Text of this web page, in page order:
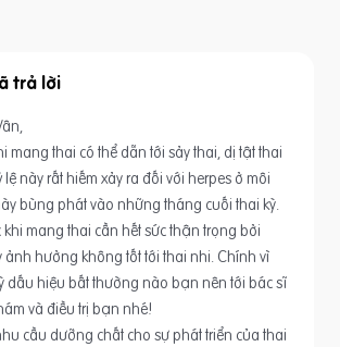
mang thai có thể dẫn tới sảy thai, dị tật thai
lệ này rất hiếm xảy ra đối với herpes ở môi
bùng phát vào những tháng cuối thai kỳ.
mang thai cần hết sức thận trọng bởi
ảnh hưởng không tốt tới thai nhi. Chính vì
dấu hiệu bất thường nào bạn nên tới bác sĩ
và điều trị bạn nhé!
cầu dưỡng chất cho sự phát triển của thai